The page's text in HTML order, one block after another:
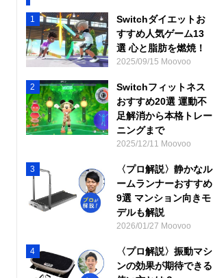
1
Switchダイエットお
すすめ人気ゲーム13
選 心と脂肪を燃焼！
2025/09/15 Moovoo
2
Switchフィットネス
おすすめ20選 運動不
足解消から本格トレー
ニングまで
2025/12/11 Moovoo
3
〈プロ解説〉静かなル
ームランナーおすすめ
9選 マンション向きモ
デルも解説
2026/01/27 Moovoo
4
〈プロ解説〉振動マシ
ンの効果が期待できる